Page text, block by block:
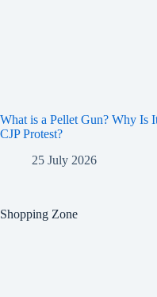
What is a Pellet Gun? Why Is
CJP Protest?
25 July 2026
Shopping Zone